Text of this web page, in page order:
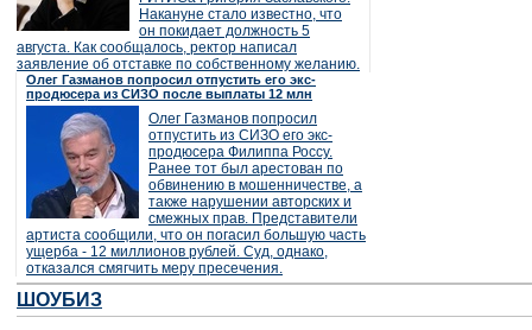
Накануне стало известно, что
он покидает должность 5
августа. Как сообщалось, ректор написал
заявление об отставке по собственному желанию.
Олег Газманов попросил отпустить его экс-
продюсера из СИЗО после выплаты 12 млн
Олег Газманов попросил
отпустить из СИЗО его экс-
продюсера Филиппа Россу.
Ранее тот был арестован по
обвинению в мошенничестве, а
также нарушении авторских и
смежных прав. Представители
артиста сообщили, что он погасил большую часть
ущерба - 12 миллионов рублей. Суд, однако,
отказался смягчить меру пресечения.
ШОУБИЗ